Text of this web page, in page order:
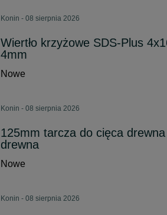
Konin - 08 sierpnia 2026
Wiertło krzyżowe SDS-Plus
4mm
Nowe
Konin - 08 sierpnia 2026
125mm tarcza do cięca
drewna
Nowe
Konin - 08 sierpnia 2026